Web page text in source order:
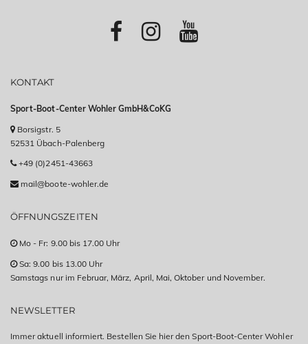
KONTAKT
Sport-Boot-Center Wohler GmbH&CoKG
Borsigstr. 5
52531 Übach-Palenberg
+49 (0)2451-43663
mail@boote-wohler.de
ÖFFNUNGSZEITEN
Mo - Fr: 9.00 bis 17.00 Uhr
Sa: 9.00 bis 13.00 Uhr
Samstags nur im Februar, März, April, Mai, Oktober und November.
NEWSLETTER
Immer aktuell informiert. Bestellen Sie hier den Sport-Boot-Center Wohler